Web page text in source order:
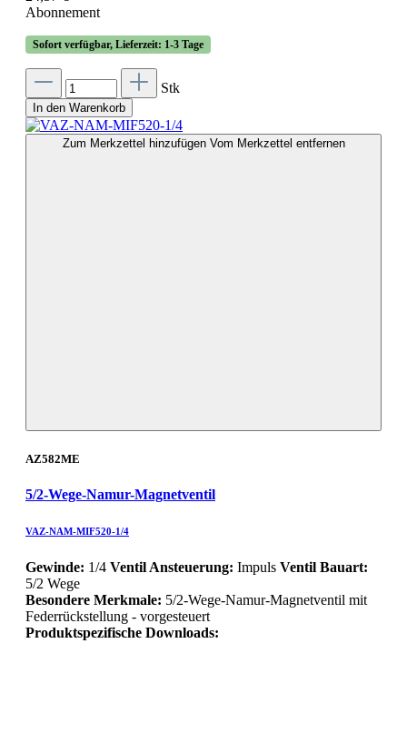
Abonnement
Sofort verfügbar, Lieferzeit: 1-3 Tage
Stk
In den Warenkorb
Zum Merkzettel hinzufügen Vom Merkzettel entfernen
AZ582ME
5/2-Wege-Namur-Magnetventil
VAZ-NAM-MIF520-1/4
Gewinde: 1/4 Ventil Ansteuerung: Impuls Ventil Bauart:
5/2 Wege
Besondere Merkmale: 5/2-Wege-Namur-Magnetventil mit
Federrückstellung - vorgesteuert
Produktspezifische Downloads: